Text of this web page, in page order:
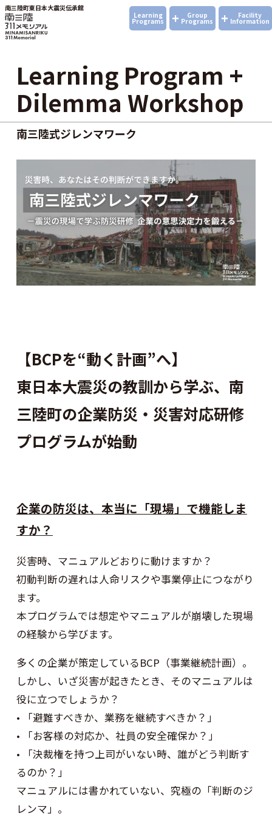
南三陸町東日本大震災伝承館
Learning
Programs + Group
Programs + Facility
Information
Learning Program +
Dilemma Workshop
南三陸式ジレンマワーク
【BCPを“動く計画”へ】
東日本大震災の教訓から学ぶ、南
三陸町の企業防災・災害対応研修
プログラムが始動
企業の防災は、本当に「現場」で機能しま
すか？
災害時、マニュアルどおりに動けますか？
初動判断の遅れは人命リスクや事業停止につながり
ます。
本プログラムでは想定やマニュアルが崩壊した現場
の経験から学びます。
多くの企業が策定しているBCP（事業継続計画）。
しかし、いざ災害が起きたとき、そのマニュアルは
役に立つでしょうか？
• 「避難すべきか、業務を継続すべきか？」
• 「お客様の対応か、社員の安全確保か？」
• 「決裁権を持つ上司がいない時、誰がどう判断す
るのか？」
マニュアルには書かれていない、究極の「判断のジ
レンマ」。